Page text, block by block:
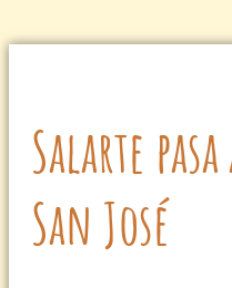
Salarte
San José